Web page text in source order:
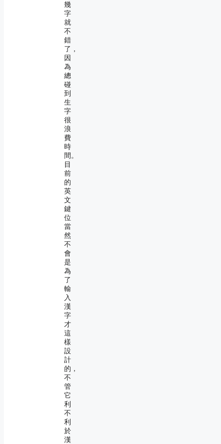
幾
字
就
不
錯
了，
因
為
總
碰
到
生
字
很
浪
費
時
間。
目
前
的
英
文
鍵
位
當
然
不
會
是
為
了
輸
入
漢
字
才
這
樣
設
計
的，
不
管
它
利
不
利
於
漢